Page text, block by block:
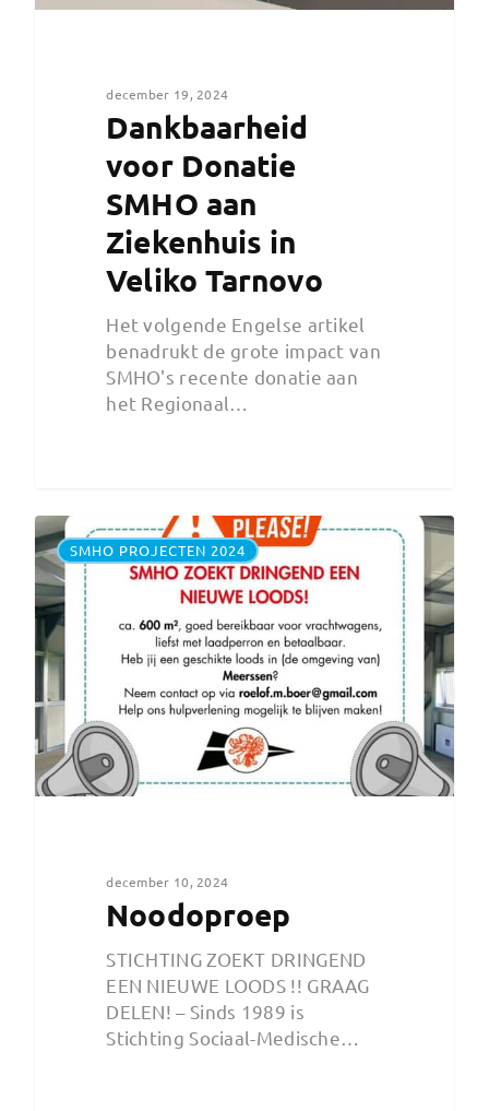
december 19, 2024
Dankbaarheid
voor Donatie
SMHO aan
Ziekenhuis in
Veliko Tarnovo
Het volgende Engelse artikel
benadrukt de grote impact van
SMHO's recente donatie aan
het Regionaal…
SMHO PROJECTEN 2024
december 10, 2024
Noodoproep
STICHTING ZOEKT DRINGEND
EEN NIEUWE LOODS !! GRAAG
DELEN! – Sinds 1989 is
Stichting Sociaal-Medische…